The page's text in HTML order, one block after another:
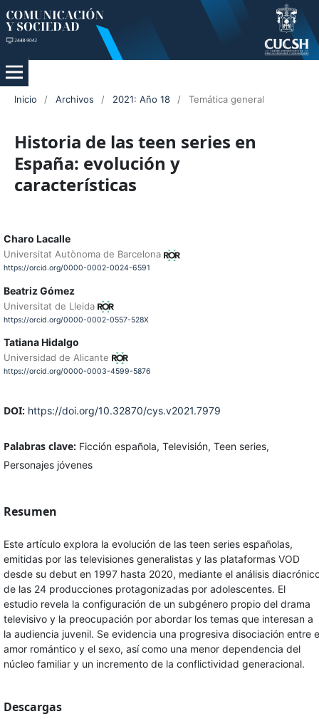
Inicio / Archivos / 2021: Año 18 / Temática general
Historia de las teen series en
España: evolución y
características
Charo Lacalle
Universitat Autònoma de Barcelona
https://orcid.org/0000-0002-0024-6591
Beatriz Gómez
Universitat de Lleida
https://orcid.org/0000-0002-0557-528X
Tatiana Hidalgo
Universidad de Alicante
https://orcid.org/0000-0003-4599-5876
DOI: https://doi.org/10.32870/cys.v2021.7979
Palabras clave: Ficción española, Televisión, Teen series,
Personajes jóvenes
Resumen
Este artículo explora la evolución de las teen series españolas,
emitidas por las televisiones generalistas y las plataformas VOD
desde su debut en 1997 hasta 2020, mediante el análisis
de las 24 producciones protagonizadas por adolescentes. El
estudio revela la configuración de un subgénero propio del drama
televisivo y la preocupación por abordar los temas que interesan a
la audiencia juvenil. Se evidencia una progresiva disociación entre
amor romántico y el sexo, así como una menor dependencia del
núcleo familiar y un incremento de la conflictividad generacional.
Descargas